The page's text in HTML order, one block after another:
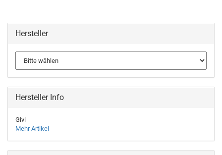
Hersteller
Hersteller Info
Givi
Mehr Artikel